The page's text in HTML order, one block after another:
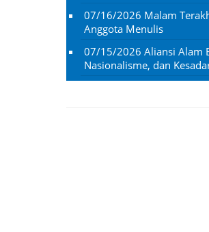
07/16/2026 Malam
Anggota Menulis
07/15/2026 Aliansi Alam
Nasionalisme, dan